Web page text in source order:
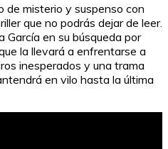
de misterio y suspenso con
que no podrás dejar de leer.
García en su búsqueda por
la llevará a enfrentarse a
inesperados y una trama
en vilo hasta la última